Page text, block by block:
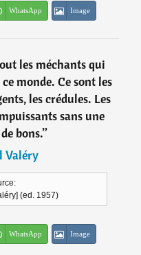
WhatsApp Image
les méchants qui
monde. Ce sont les
les crédules. Les
sans une
bons.”
Valéry
(ed. 1957)
WhatsApp Image